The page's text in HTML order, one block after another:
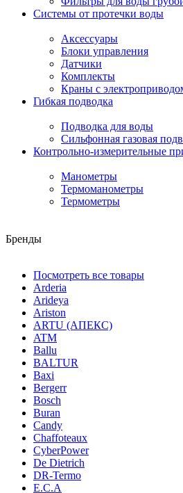
Системы от протечки воды
Аксессуары
Блоки управления
Датчики
Комплекты
Краны с
Гибкая подводка
Подводка для воды
Сильфонная газовая
Контрольно-измерительные
Манометры
Термоманометры
Термометры
Бренды
Посмотреть все товары
Arderia
Arideya
Ariston
ARTU (АПЕКС)
ATM
Ballu
BALTUR
Baxi
Bergerr
Bosch
Buran
Candy
Chaffoteaux
CyberPower
De Dietrich
DR-Termo
E.C.A